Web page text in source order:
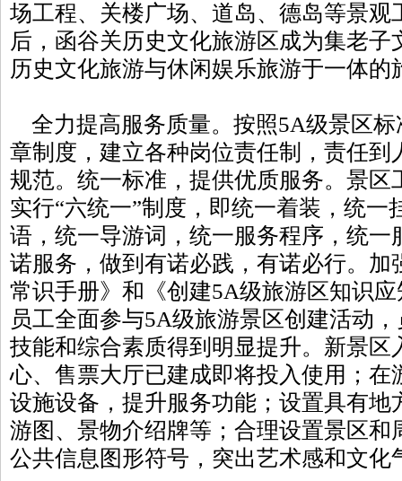
场工程、关楼广场、道岛、德岛等景观
后，函谷关历史文化旅游区成为集老
历史文化旅游与休闲娱乐旅游于一体的
全力提高服务质量。按照5A级景区标
章制度，建立各种岗位责任制，责任到
规范。统一标准，提供优质服务。景区
实行“六统一”制度，即统一着装，统一
语，统一导游词，统一服务程序，统一
诺服务，做到有诺必践，有诺必行。加
常识手册》和《创建5A级旅游区知识
员工全面参与5A级旅游景区创建活动
技能和综合素质得到明显提升。新景区
心、售票大厅已建成即将投入使用；在
设施设备，提升服务功能；设置具有地
游图、景物介绍牌等；合理设置景区和
公共信息图形符号，突出艺术感和文化